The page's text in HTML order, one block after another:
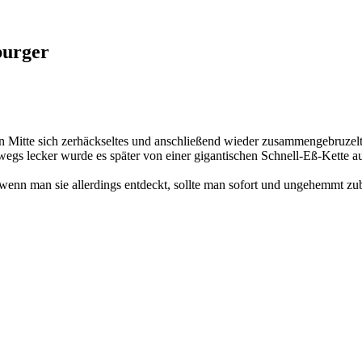
sich zerhäckseltes und anschließend wieder
lecker wurde es später von einer gigantischen Schnell-Eß-Kette
man sie allerdings entdeckt, sollte man sofort und ungehemmt